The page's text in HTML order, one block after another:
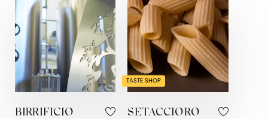
BIRRIFICIO
TASTE SHOP
SETACCIORO